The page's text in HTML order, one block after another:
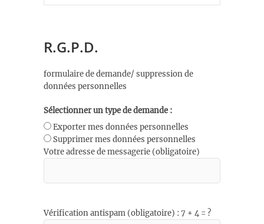
R.G.P.D.
formulaire de demande/ suppression de
données personnelles
Sélectionner un type de demande :
Exporter mes données personnelles
Supprimer mes données personnelles
Votre adresse de messagerie (obligatoire)
Vérification antispam (obligatoire) : 7 + 4 = ?